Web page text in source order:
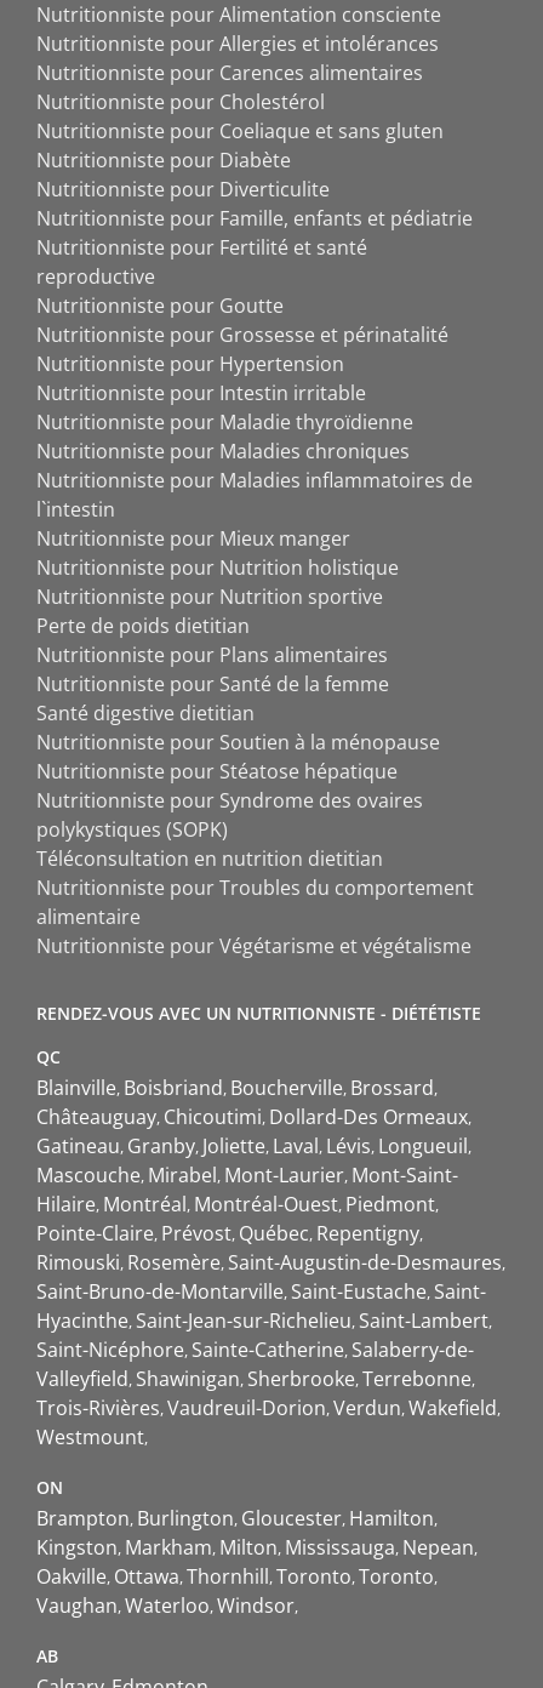
Nutritionniste pour Alimentation consciente
Nutritionniste pour Allergies et intolérances
Nutritionniste pour Carences alimentaires
Nutritionniste pour Cholestérol
Nutritionniste pour Coeliaque et sans gluten
Nutritionniste pour Diabète
Nutritionniste pour Diverticulite
Nutritionniste pour Famille, enfants et pédiatrie
Nutritionniste pour Fertilité et santé
reproductive
Nutritionniste pour Goutte
Nutritionniste pour Grossesse et périnatalité
Nutritionniste pour Hypertension
Nutritionniste pour Intestin irritable
Nutritionniste pour Maladie thyroïdienne
Nutritionniste pour Maladies chroniques
Nutritionniste pour Maladies inflammatoires de
l`intestin
Nutritionniste pour Mieux manger
Nutritionniste pour Nutrition holistique
Nutritionniste pour Nutrition sportive
Perte de poids dietitian
Nutritionniste pour Plans alimentaires
Nutritionniste pour Santé de la femme
Santé digestive dietitian
Nutritionniste pour Soutien à la ménopause
Nutritionniste pour Stéatose hépatique
Nutritionniste pour Syndrome des ovaires
polykystiques (SOPK)
Téléconsultation en nutrition dietitian
Nutritionniste pour Troubles du comportement
alimentaire
Nutritionniste pour Végétarisme et végétalisme
RENDEZ-VOUS AVEC UN NUTRITIONNISTE - DIÉTÉTISTE
QC
Blainville Boisbriand Boucherville Brossard
Châteauguay Chicoutimi Dollard-Des Ormeaux
Gatineau Granby Joliette Laval Lévis Longueuil
Mascouche Mirabel Mont-Laurier Mont-Saint-
Hilaire Montréal Montréal-Ouest Piedmont
Pointe-Claire Prévost Québec Repentigny
Rimouski Rosemère Saint-Augustin-de-Desmaures
Saint-Bruno-de-Montarville Saint-Eustache Saint-
Hyacinthe Saint-Jean-sur-Richelieu Saint-Lambert
Saint-Nicéphore Sainte-Catherine Salaberry-de-
Valleyfield Shawinigan Sherbrooke Terrebonne
Trois-Rivières Vaudreuil-Dorion Verdun Wakefield
Westmount
ON
Brampton Burlington Gloucester Hamilton
Kingston Markham Milton Mississauga Nepean
Oakville Ottawa Thornhill Toronto Toronto
Vaughan Waterloo Windsor
AB